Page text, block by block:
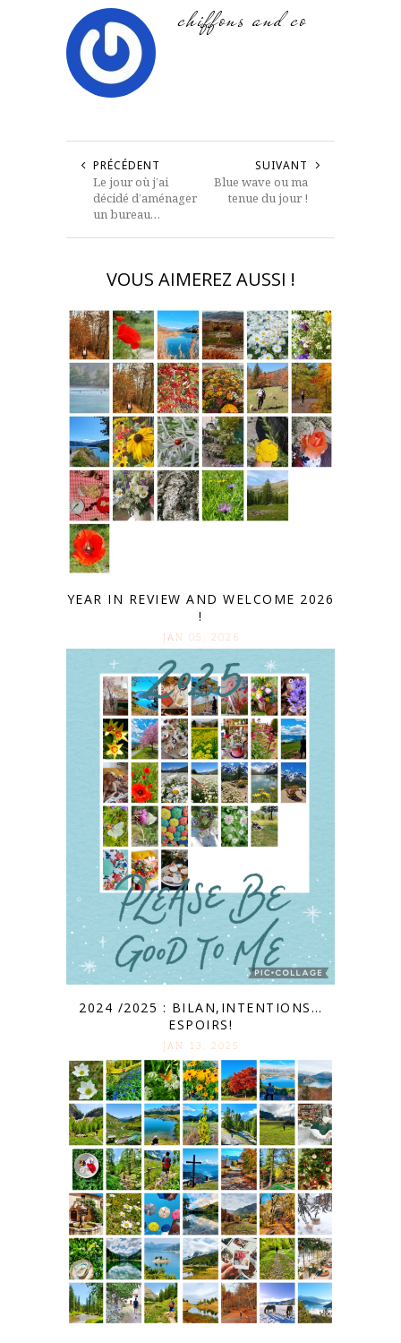
chiffons and co
PRÉCÉDENT
Le jour où j’ai
décidé d’aménager
un bureau…
SUIVANT
Blue wave ou ma
tenue du jour !
VOUS AIMEREZ AUSSI !
YEAR IN REVIEW AND WELCOME 2026
!
JAN 05. 2026
2024 /2025 : BILAN,INTENTIONS…
ESPOIRS!
JAN 13. 2025